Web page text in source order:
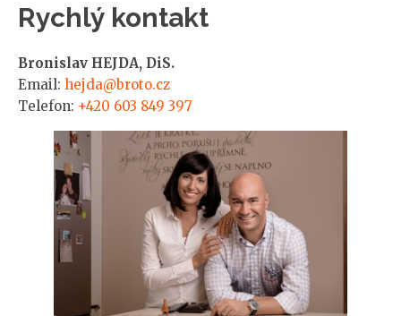
Rychlý kontakt
Bronislav HEJDA, DiS.
Email: hejda@broto.cz
Telefon: +420 603 849 397